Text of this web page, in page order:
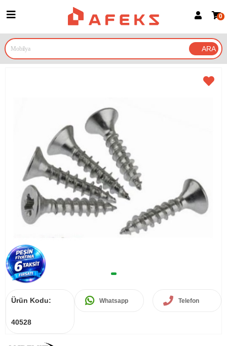
Google İle Bağlan
0
Ürün Kodu:
40528
Whatsapp Telefon